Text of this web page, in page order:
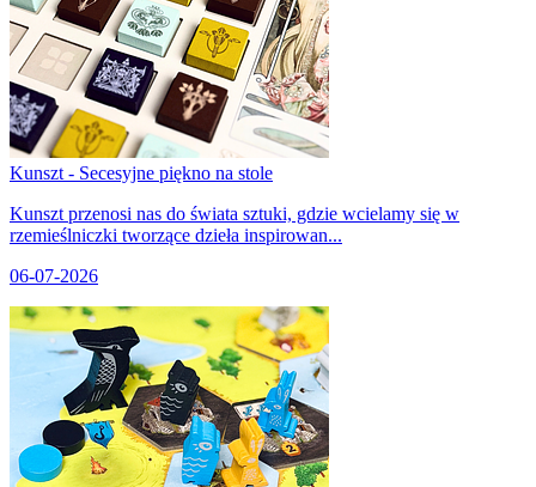
Kunszt - Secesyjne piękno na stole
Kunszt przenosi nas do świata sztuki, gdzie wcielamy się w
rzemieślniczki tworzące dzieła inspirowan...
06-07-2026